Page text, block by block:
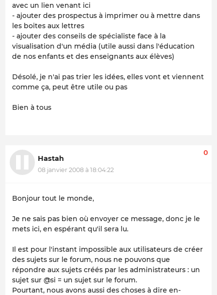
avec un lien venant ici
- ajouter des prospectus à imprimer ou à mettre dans
les boites aux lettres
- ajouter des conseils de spécialiste face à la
visualisation d'un média (utile aussi dans l'éducation
de nos enfants et des enseignants aux élèves)
Désolé, je n'ai pas trier les idées, elles vont et viennent
comme ça, peut être utile ou pas
Bien à tous
Hastah
08 janvier 2008 à 18:04:22
0
Bonjour tout le monde,
Je ne sais pas bien où envoyer ce message, donc je le
mets ici, en espérant qu'il sera lu.
Il est pour l'instant impossible aux utilisateurs de créer
des sujets sur le forum, nous ne pouvons que
répondre aux sujets créés par les administrateurs : un
sujet sur @si = un sujet sur le forum.
Pourtant, nous avons aussi des choses à dire en-